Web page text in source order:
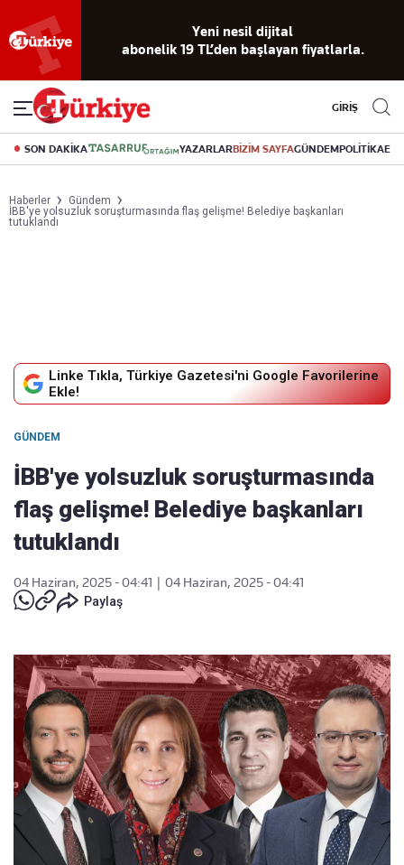
Yeni nesil dijital
abonelik 19 TL’den başlayan fiyatlarla.
GİRİŞ
SON DAKİKA YAZARLARBİZİM SAYFAGÜNDEMPOLİTİKA
Haberler
Gündem
İBB'ye yolsuzluk soruşturmasında flaş gelişme! Belediye başkanları
tutuklandı
Linke Tıkla, Türkiye Gazetesi'ni Google Favorilerine
Ekle!
GÜNDEM
İBB'ye yolsuzluk soruşturmasında
flaş gelişme! Belediye başkanları
tutuklandı
04 Haziran, 2025 - 04:41
04 Haziran, 2025 - 04:41
Paylaş